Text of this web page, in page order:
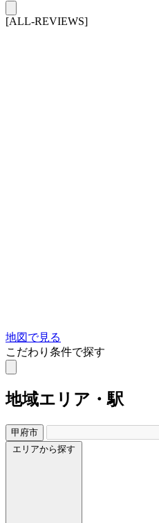
[ALL-REVIEWS]
地図で見る
こだわり条件で探す
地域エリア・駅
甲府市
エリアから探す